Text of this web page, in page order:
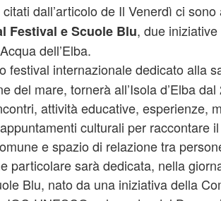
dall’articolo de Il Venerdì ci sono
Festival e Scuole Blu, due
dell’Elba.
festival internazionale dedicato alla
del mare, tornerà all’Isola d’Elba
attività educative, esperienze,
culturali per raccontare
e spazio di relazione tra
particolare sarà dedicata, nella
Blu, nato da una iniziativa della